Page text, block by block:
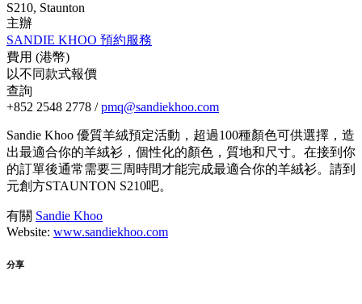
S210, Staunton
主辦
SANDIE KHOO 預約服務
費用 (港幣)
以不同款式報價
查詢
+852 2548 2778 /pmq@sandiekhoo.com
Sandie Khoo 優質羊絨預定活動，超過100種顏色可供選擇，造
出最適合你的羊絨衫，個性化的顏色，質地和尺寸。在接到你
的訂單後通常需要三周時間才能完成最適合你的羊絨衫。請到
元創方STAUNTON S210吧。
有關 Sandie Khoo
Website: www.sandiekhoo.com
分享